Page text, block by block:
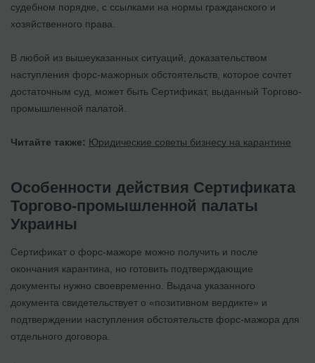
судебном порядке, с ссылками на нормы гражданского и
хозяйственного права.
В любой из вышеуказанных ситуаций, доказательством
наступления форс-мажорных обстоятельств, которое сочтет
достаточным суд, может быть Сертификат, выданный Торгово-
промышленной палатой.
Читайте также: Юридические советы бизнесу на карантине
Особенности действия Сертификата
Торгово-промышленной палаты
Украины
Сертификат о форс-мажоре можно получить и после
окончания карантина, но готовить подтверждающие
документы нужно своевременно. Выдача указанного
документа свидетельствует о «позитивном вердикте» и
подтверждении наступления обстоятельств форс-мажора для
отдельного договора.